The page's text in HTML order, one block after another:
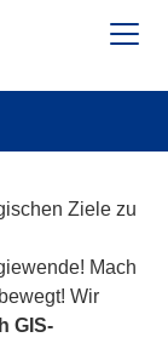
Ziele zu
Mach
Wir
GIS-